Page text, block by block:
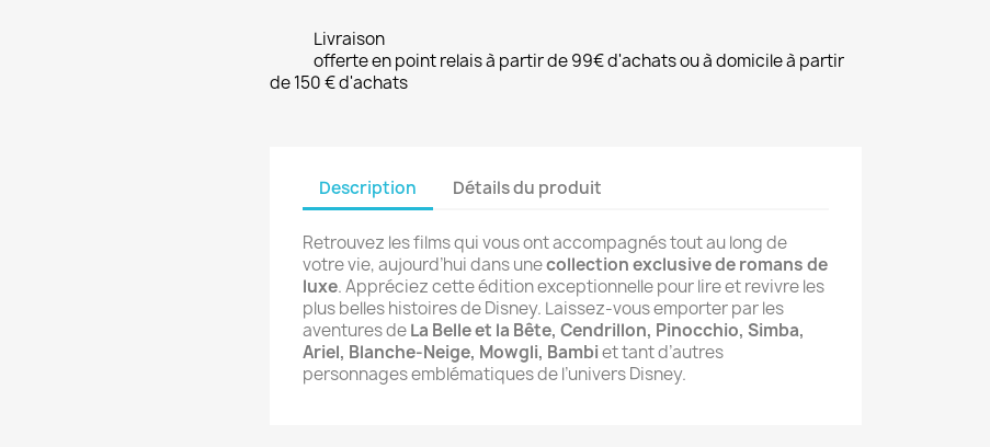
Livraison
offerte en point relais à partir de 99€ d'achats ou à domicile à partir
de 150 € d'achats
Description Détails du produit
Retrouvez les films qui vous ont accompagnés tout au long de
votre vie, aujourd’hui dans unecollection exclusive de romans de
luxe. Appréciez cette édition exceptionnelle pour lire et revivre les
plus belles histoires de Disney. Laissez-vous emporter par les
aventures deLa Belle et la Bête, Cendrillon, Pinocchio, Simba,
Ariel, Blanche-Neige, Mowgli, Bambiet tant d’autres
personnages emblématiques de l’univers Disney.